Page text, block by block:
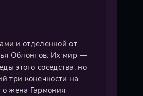
и отделенной от
Облонгов. Их мир —
этого соседства, но
три конечности на
жена Гармония